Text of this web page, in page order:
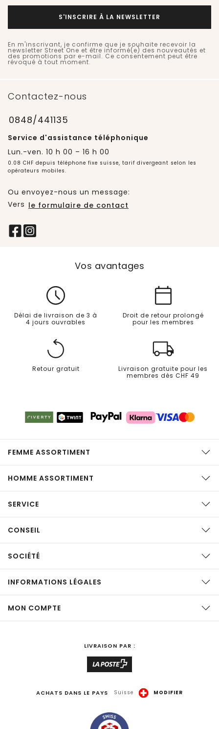
S'INSCRIRE À LA NEWSLETTER
En m'inscrivant, je confirme que je souhaite recevoir la
newsletter Street One et être informé(e) des nouveautés et
des promotions par e-mail. Ce consentement peut être
révoqué à tout moment.
Contactez-nous
0848/441135
Service d'assistance téléphonique
Lun.-ven. 10 h 00 – 16 h 00
0.08 CHF depuis téléphone fixe suisse, tarif divergeant selon les
opérateurs mobiles.
Ou envoyez-nous un message:
Vers le formulaire de contact
Vos avantages
Délai de livraison de 3 à
4 jours ouvrables
Droit de retour prolongé
pour les membres
Retour gratuit
Livraison gratuite pour les
membres dès CHF 49
FEMME ASSORTIMENT
HOMME ASSORTIMENT
SERVICE
CONSEIL
SOCIÉTÉ
INFORMATIONS LÉGALES
MON COMPTE
LIVRAISON PAR :
ACHATS DANS LE PAYS Suisse MODIFIER